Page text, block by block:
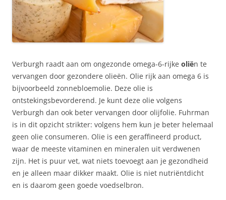
Verburgh raadt aan om ongezonde omega-6-rijke oliën te
vervangen door gezondere olieën. Olie rijk aan omega 6 is
bijvoorbeeld zonnebloemolie. Deze olie is
ontstekingsbevorderend. Je kunt deze olie volgens
Verburgh dan ook beter vervangen door olijfolie. Fuhrman
is in dit opzicht strikter: volgens hem kun je beter helemaal
geen olie consumeren. Olie is een geraffineerd product,
waar de meeste vitaminen en mineralen uit verdwenen
zijn. Het is puur vet, wat niets toevoegt aan je gezondheid
en je alleen maar dikker maakt. Olie is niet nutriëntdicht
en is daarom geen goede voedselbron.